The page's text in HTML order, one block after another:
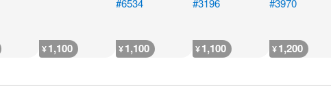
¥1,100 ¥1,100 ¥1,100 ¥1,200